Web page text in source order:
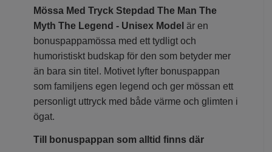
Mössa Med Tryck Stepdad The Man The
Myth The Legend - Unisex Model är en
bonuspappamössa med ett tydligt och
humoristiskt budskap för den som betyder mer
än bara sin titel. Motivet lyfter bonuspappan
som familjens egen legend och ger mössan ett
personligt uttryck med både värme och glimten i
ögat.
Till bonuspappan som alltid finns där